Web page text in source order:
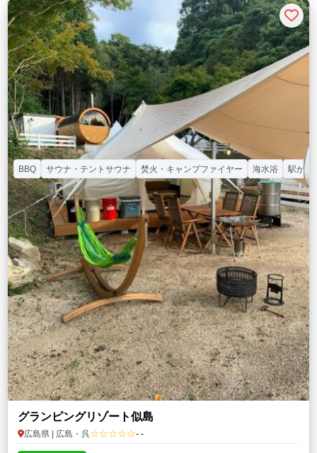
グランピングリゾート似島
広島県 | 広島・呉☆☆☆☆☆- -
BBQ サウナ・テントサウナ 焚火・キャンプファイヤー 海水浴 駅から